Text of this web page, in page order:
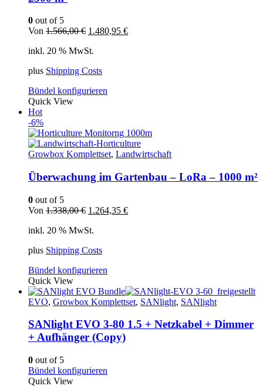
0 out of 5
Von 1.566,00€ Ursprünglicher
war:
1.480,95 €Aktueller
inkl. 20 % MwSt.
plus Shipping Costs
Bündel konfigurieren
Quick View
Hot
-6%
Growbox Komplettset, Landwirtschaft
Überwachung im Gartenbau – LoRa – 1000 m²
0 out of 5
Von 1.338,00€ Ursprünglicher
war:
1.264,35 €Aktueller
inkl. 20 % MwSt.
plus Shipping Costs
Bündel konfigurieren
Quick View
EVO, Growbox Komplettset, SANlight, SANlight
SANlight EVO 3-80 1.5 + Netzkabel + Dimmer
+ Aufhänger (Copy)
0 out of 5
Bündel konfigurieren
Quick View